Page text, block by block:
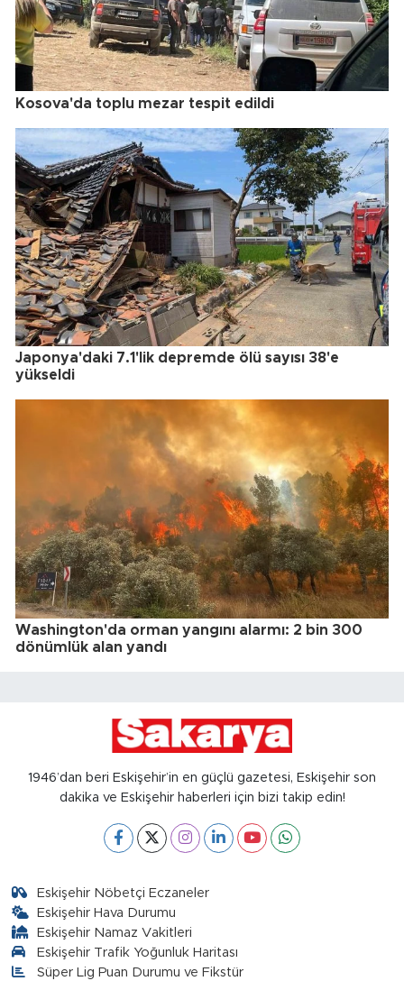
Kosova'da toplu mezar tespit edildi
Japonya'daki 7.1'lik depremde ölü sayısı 38'e
yükseldi
Washington'da orman yangını alarmı: 2 bin 300
dönümlük alan yandı
1946’dan beri Eskişehir’in en güçlü gazetesi, Eskişehir son
dakika ve Eskişehir haberleri için bizi takip edin!
Eskişehir Nöbetçi Eczaneler
Eskişehir Hava Durumu
Eskişehir Namaz Vakitleri
Eskişehir Trafik Yoğunluk Haritası
Süper Lig Puan Durumu ve Fikstür